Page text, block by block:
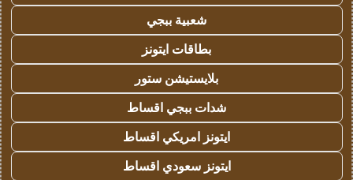
شعبية ببجي
بطاقات ايتونز
بلايستيشن ستور
شدات ببجي اقساط
ايتونز امريكي اقساط
ايتونز سعودي اقساط